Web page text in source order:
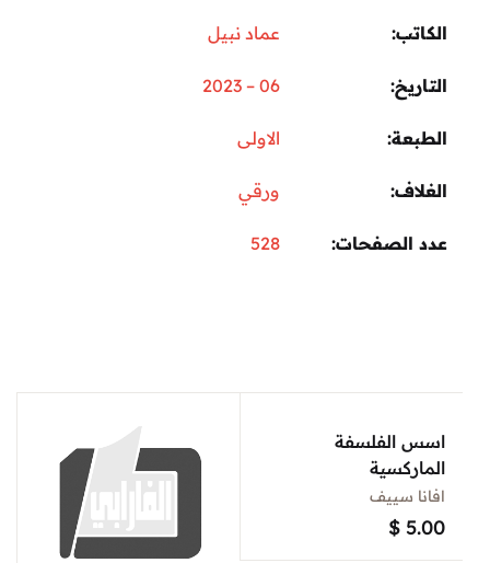
الكاتب عماد نبيل
التاريخ 06 – 2023
الطبعة الاولى
الغلاف ورقي
عدد الصفحات 528
اسس الفلسفة
الماركسية
افانا سييف
$ 5.00